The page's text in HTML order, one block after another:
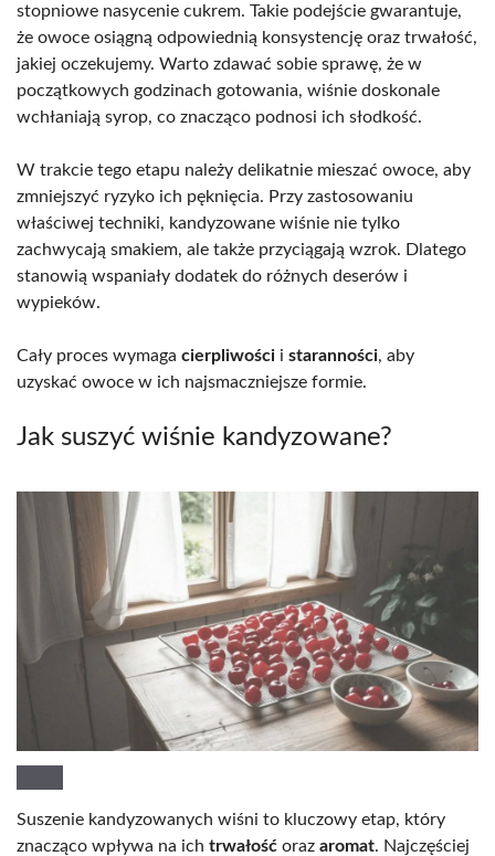
stopniowe nasycenie cukrem. Takie podejście gwarantuje,
że owoce osiągną odpowiednią konsystencję oraz trwałość,
jakiej oczekujemy. Warto zdawać sobie sprawę, że w
początkowych godzinach gotowania, wiśnie doskonale
wchłaniają syrop, co znacząco podnosi ich słodkość.
W trakcie tego etapu należy delikatnie mieszać owoce, aby
zmniejszyć ryzyko ich pęknięcia. Przy zastosowaniu
właściwej techniki, kandyzowane wiśnie nie tylko
zachwycają smakiem, ale także przyciągają wzrok. Dlatego
stanowią wspaniały dodatek do różnych deserów i
wypieków.
Cały proces wymaga cierpliwości i staranności, aby
uzyskać owoce w ich najsmaczniejsze formie.
Jak suszyć wiśnie kandyzowane?
Suszenie kandyzowanych wiśni to kluczowy etap, który
znacząco wpływa na ich trwałość oraz aromat. Najczęściej